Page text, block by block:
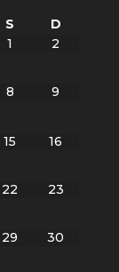
S
D
1
2
8 9
15 16
22 23
29 30